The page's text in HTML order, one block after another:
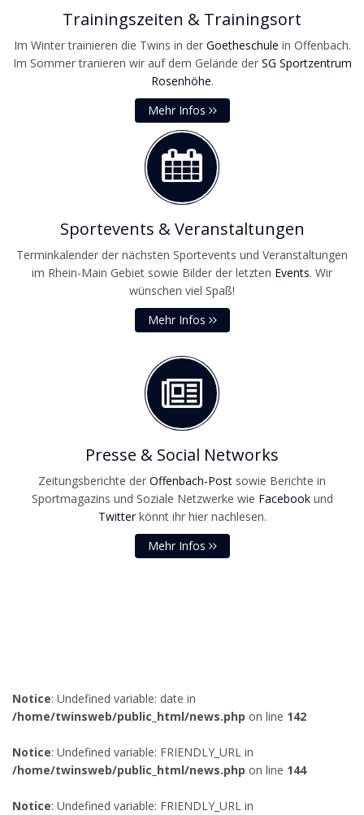
Trainingszeiten & Trainingsort
Im Winter trainieren die Twins in der Goetheschule in Offenbach.
Im Sommer tranieren wir auf dem Gelände der SG Sportzentrum
Rosenhöhe.
Mehr Infos
Sportevents & Veranstaltungen
Terminkalender der nächsten Sportevents und Veranstaltungen
im Rhein-Main Gebiet sowie Bilder der letzten Events. Wir
wünschen viel Spaß!
Mehr Infos
Presse & Social Networks
Zeitungsberichte der Offenbach-Post sowie Berichte in
Sportmagazins und Soziale Netzwerke wie Facebookund
Twitterkönnt ihr hier nachlesen.
Mehr Infos
Notice: Undefined variable: date in
/home/twinsweb/public_html/news.php on line 142
Notice: Undefined variable: FRIENDLY_URL in
/home/twinsweb/public_html/news.php on line 144
Notice: Undefined variable: FRIENDLY_URL in